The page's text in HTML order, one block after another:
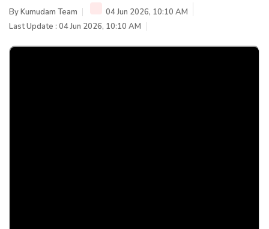
ByKumudam Team
04 Jun 2026, 10:10 AM
Last Update : 04 Jun 2026, 10:10 AM